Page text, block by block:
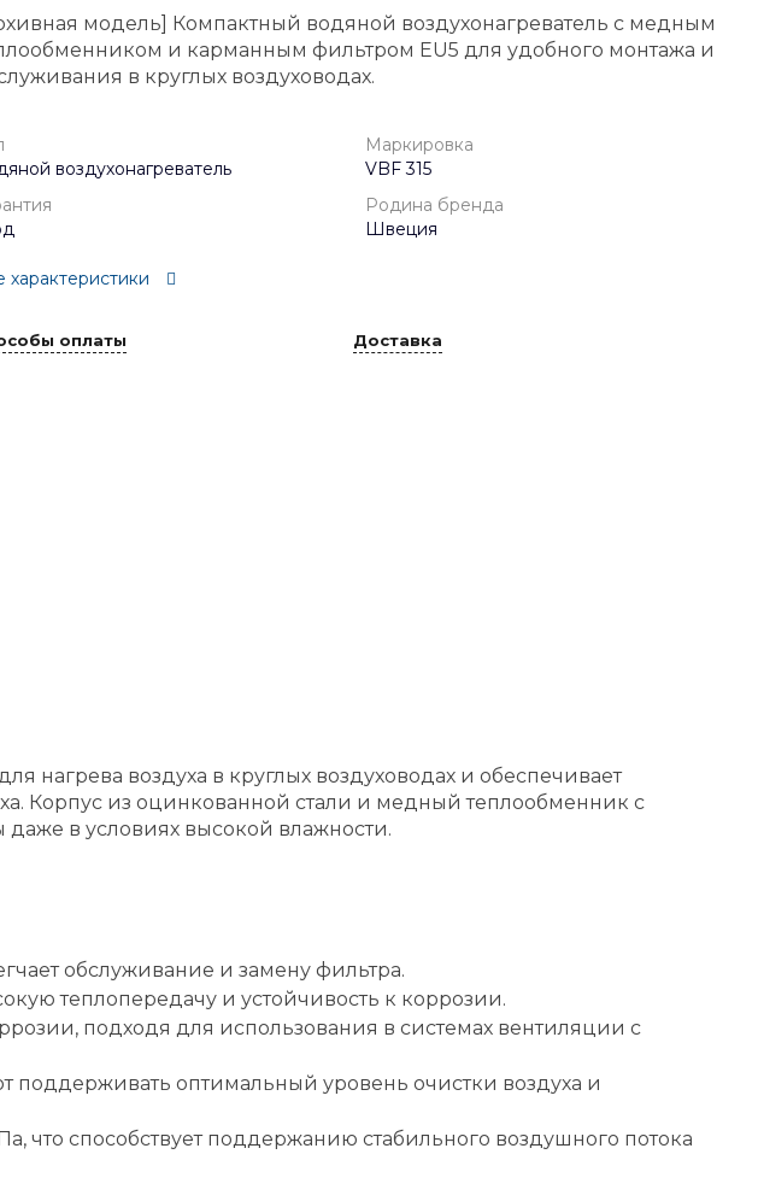
модель] Компактный водяной воздухонагреватель с медным
и карманным фильтром EU5 для удобного монтажа и
в круглых воздуховодах.
воздухонагреватель
Маркировка
VBF 315
Родина бренда
Швеция
характеристики
оплаты Доставка
нагрева воздуха в круглых воздуховодах и обеспечивает
Корпус из оцинкованной стали и медный теплообменник с
в условиях высокой влажности.
обслуживание и замену фильтра.
теплопередачу и устойчивость к коррозии.
подходя для использования в системах вентиляции с
поддерживать оптимальный уровень очистки воздуха и
что способствует поддержанию стабильного воздушного потока